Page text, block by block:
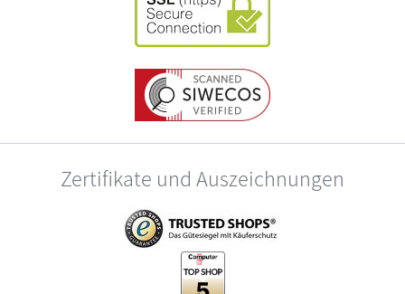
Zertifikate und Auszeichnungen